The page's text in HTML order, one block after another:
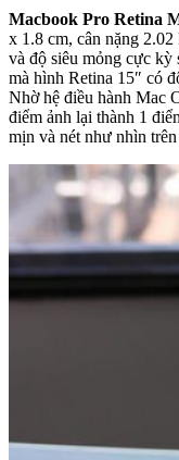
Macbook Pro Retina
x 1.8 cm, cân nặng
và độ siêu mỏng cực
mà hình Retina 15″ có
Nhờ hệ điều hành Mac
điểm ảnh lại thành 1
mịn và nét như nhìn